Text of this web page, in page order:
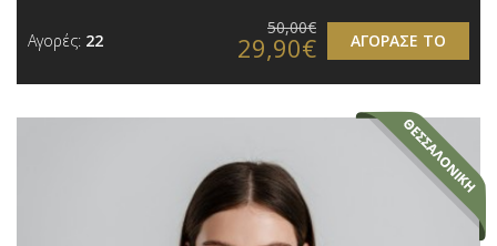
Αγορές: 22 ΑΓΟΡΑΣΕ ΤΟ
50,00€
29,90€